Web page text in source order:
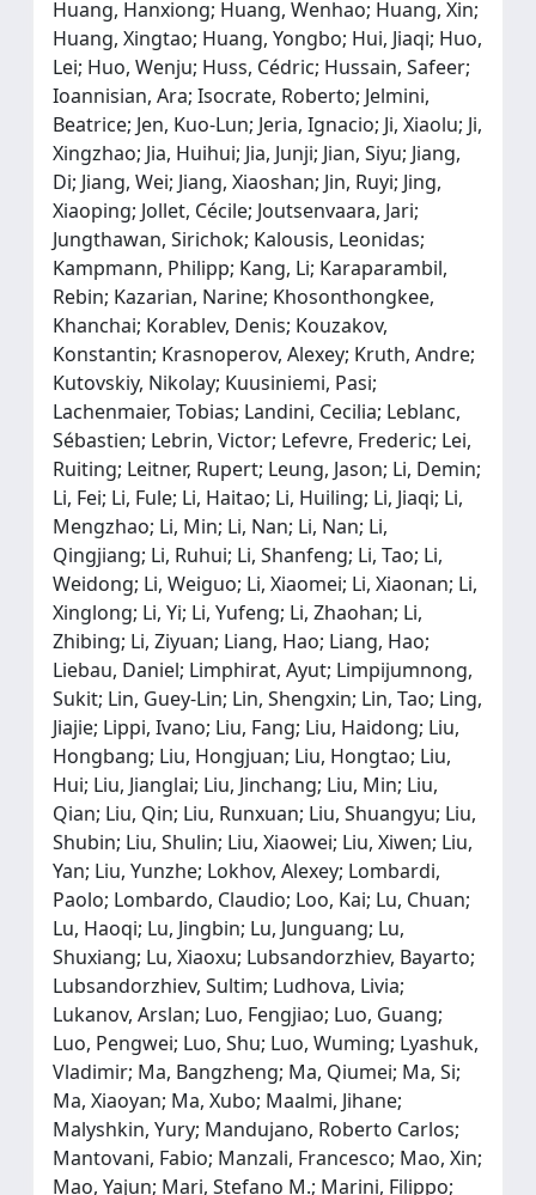
Huang, Hanxiong; Huang, Wenhao; Huang, Xin;
Huang, Xingtao; Huang, Yongbo; Hui, Jiaqi; Huo,
Lei; Huo, Wenju; Huss, Cédric; Hussain, Safeer;
Ioannisian, Ara; Isocrate, Roberto; Jelmini,
Beatrice; Jen, Kuo-Lun; Jeria, Ignacio; Ji, Xiaolu; Ji,
Xingzhao; Jia, Huihui; Jia, Junji; Jian, Siyu; Jiang,
Di; Jiang, Wei; Jiang, Xiaoshan; Jin, Ruyi; Jing,
Xiaoping; Jollet, Cécile; Joutsenvaara, Jari;
Jungthawan, Sirichok; Kalousis, Leonidas;
Kampmann, Philipp; Kang, Li; Karaparambil,
Rebin; Kazarian, Narine; Khosonthongkee,
Khanchai; Korablev, Denis; Kouzakov,
Konstantin; Krasnoperov, Alexey; Kruth, Andre;
Kutovskiy, Nikolay; Kuusiniemi, Pasi;
Lachenmaier, Tobias; Landini, Cecilia; Leblanc,
Sébastien; Lebrin, Victor; Lefevre, Frederic; Lei,
Ruiting; Leitner, Rupert; Leung, Jason; Li, Demin;
Li, Fei; Li, Fule; Li, Haitao; Li, Huiling; Li, Jiaqi; Li,
Mengzhao; Li, Min; Li, Nan; Li, Nan; Li,
Qingjiang; Li, Ruhui; Li, Shanfeng; Li, Tao; Li,
Weidong; Li, Weiguo; Li, Xiaomei; Li, Xiaonan; Li,
Xinglong; Li, Yi; Li, Yufeng; Li, Zhaohan; Li,
Zhibing; Li, Ziyuan; Liang, Hao; Liang, Hao;
Liebau, Daniel; Limphirat, Ayut; Limpijumnong,
Sukit; Lin, Guey-Lin; Lin, Shengxin; Lin, Tao; Ling,
Jiajie; Lippi, Ivano; Liu, Fang; Liu, Haidong; Liu,
Hongbang; Liu, Hongjuan; Liu, Hongtao; Liu,
Hui; Liu, Jianglai; Liu, Jinchang; Liu, Min; Liu,
Qian; Liu, Qin; Liu, Runxuan; Liu, Shuangyu; Liu,
Shubin; Liu, Shulin; Liu, Xiaowei; Liu, Xiwen; Liu,
Yan; Liu, Yunzhe; Lokhov, Alexey; Lombardi,
Paolo; Lombardo, Claudio; Loo, Kai; Lu, Chuan;
Lu, Haoqi; Lu, Jingbin; Lu, Junguang; Lu,
Shuxiang; Lu, Xiaoxu; Lubsandorzhiev, Bayarto;
Lubsandorzhiev, Sultim; Ludhova, Livia;
Lukanov, Arslan; Luo, Fengjiao; Luo, Guang;
Luo, Pengwei; Luo, Shu; Luo, Wuming; Lyashuk,
Vladimir; Ma, Bangzheng; Ma, Qiumei; Ma, Si;
Ma, Xiaoyan; Ma, Xubo; Maalmi, Jihane;
Malyshkin, Yury; Mandujano, Roberto Carlos;
Mantovani, Fabio; Manzali, Francesco; Mao, Xin;
Mao, Yajun; Mari, Stefano M.; Marini, Filippo;